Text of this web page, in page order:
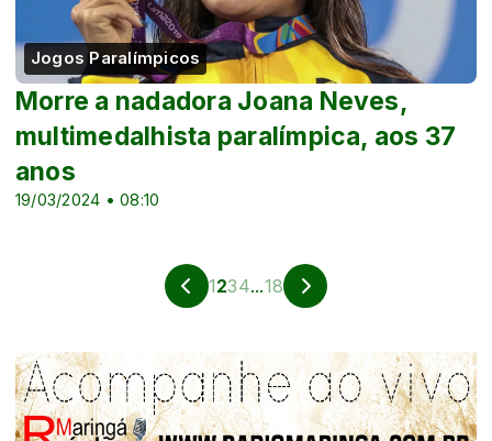
Jogos Paralímpicos
19/03/2024 • 08:10
Morre a nadadora Joana Neves,
multimedalhista paralímpica, aos 37
anos
1234...18